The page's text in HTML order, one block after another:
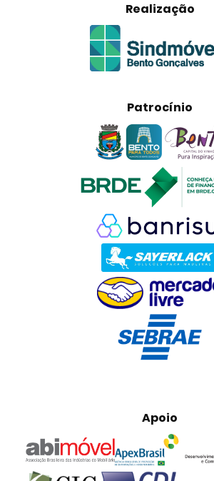
Realização
Patrocínio
Apoio